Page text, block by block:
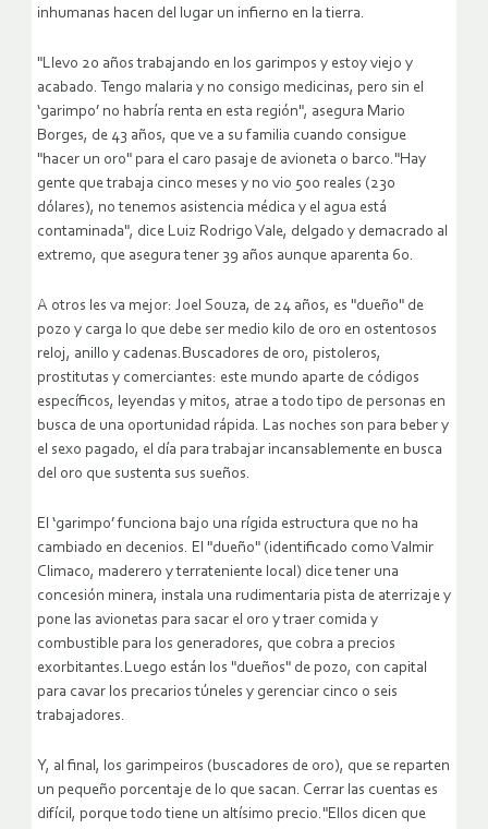
inhumanas hacen del lugar un infierno en la tierra.
"Llevo 20 años trabajando en los garimpos y estoy viejo y
acabado. Tengo malaria y no consigo medicinas, pero sin el
‘garimpo’ no habría renta en esta región", asegura Mario
Borges, de 43 años, que ve a su familia cuando consigue
"hacer un oro" para el caro pasaje de avioneta o barco."Hay
gente que trabaja cinco meses y no vio 500 reales (230
dólares), no tenemos asistencia médica y el agua está
contaminada", dice Luiz Rodrigo Vale, delgado y demacrado al
extremo, que asegura tener 39 años aunque aparenta 60.
A otros les va mejor: Joel Souza, de 24 años, es "dueño" de
pozo y carga lo que debe ser medio kilo de oro en ostentosos
reloj, anillo y cadenas.Buscadores de oro, pistoleros,
prostitutas y comerciantes: este mundo aparte de códigos
específicos, leyendas y mitos, atrae a todo tipo de personas en
busca de una oportunidad rápida. Las noches son para beber y
el sexo pagado, el día para trabajar incansablemente en busca
del oro que sustenta sus sueños.
El ‘garimpo’ funciona bajo una rígida estructura que no ha
cambiado en decenios. El "dueño" (identificado como Valmir
Climaco, maderero y terrateniente local) dice tener una
concesión minera, instala una rudimentaria pista de aterrizaje y
pone las avionetas para sacar el oro y traer comida y
combustible para los generadores, que cobra a precios
exorbitantes.Luego están los "dueños" de pozo, con capital
para cavar los precarios túneles y gerenciar cinco o seis
trabajadores.
Y, al final, los garimpeiros (buscadores de oro), que se reparten
un pequeño porcentaje de lo que sacan. Cerrar las cuentas es
difícil, porque todo tiene un altísimo precio."Ellos dicen que